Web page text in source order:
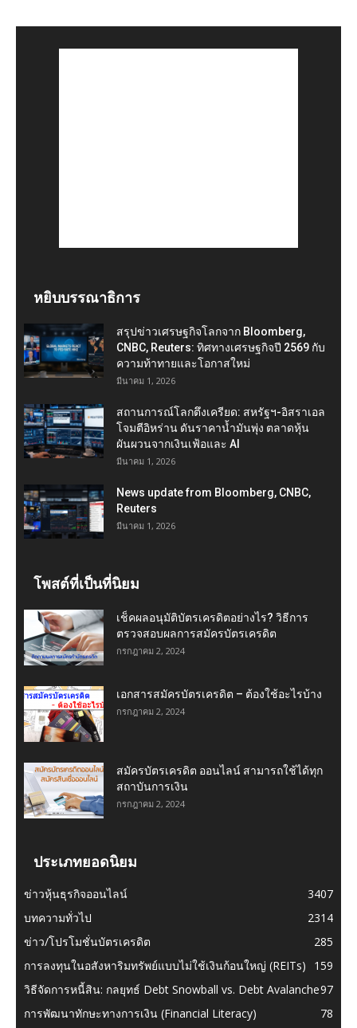
หยิบบรรณาธิการ
สรุปข่าวเศรษฐกิจโลกจาก Bloomberg,
CNBC, Reuters: ทิศทางเศรษฐกิจปี 2569 กับ
ความท้าทายและโอกาสใหม่
มีนาคม 1, 2026
สถานการณ์โลกตึงเครียด: สหรัฐฯ-อิสราเอล
โจมตีอิหร่าน ดันราคาน้ำมันพุ่ง ตลาดหุ้น
ผันผวนจากเงินเฟ้อและ AI
มีนาคม 1, 2026
News update from Bloomberg, CNBC,
Reuters
มีนาคม 1, 2026
โพสต์ที่เป็นที่นิยม
เช็คผลอนุมัติบัตรเครดิตอย่างไร? วิธีการ
ตรวจสอบผลการสมัครบัตรเครดิต
กรกฎาคม 2, 2024
เอกสารสมัครบัตรเครดิต – ต้องใช้อะไรบ้าง
กรกฎาคม 2, 2024
สมัครบัตรเครดิต ออนไลน์ สามารถใช้ได้ทุก
สถาบันการเงิน
กรกฎาคม 2, 2024
ประเภทยอดนิยม
ข่าวหุ้นธุรกิจออนไลน์
3407
บทความทั่วไป
2314
ข่าว/โปรโมชั่นบัตรเครดิต
285
การลงทุนในอสังหาริมทรัพย์แบบไม่ใช้เงินก้อนใหญ่ (REITs)
159
วิธีจัดการหนี้สิน: กลยุทธ์ Debt Snowball vs. Debt Avalanche97
การพัฒนาทักษะทางการเงิน (Financial Literacy)
78